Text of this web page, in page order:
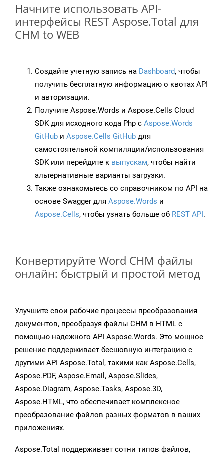
Начните использовать API-
интерфейсы REST Aspose.Total для
CHM to WEB
Создайте учетную запись на Dashboard, чтобы
получить бесплатную информацию о квотах API
и авторизации.
Получите Aspose.Words и Aspose.Cells Cloud
SDK для исходного кода Php с Aspose.Words
GitHub и Aspose.Cells GitHub для
самостоятельной компиляции/использования
SDK или перейдите к выпускам, чтобы найти
альтернативные варианты загрузки.
Также ознакомьтесь со справочником по API на
основе Swagger для Aspose.Words и
Aspose.Cells, чтобы узнать больше об REST API.
Конвертируйте Word CHM файлы
онлайн: быстрый и простой метод
Улучшите свои рабочие процессы преобразования
документов, преобразуя файлы CHM в HTML с
помощью надежного API Aspose.Words. Это мощное
решение поддерживает бесшовную интеграцию с
другими API Aspose.Total, такими как Aspose.Cells,
Aspose.PDF, Aspose.Email, Aspose.Slides,
Aspose.Diagram, Aspose.Tasks, Aspose.3D,
Aspose.HTML, что обеспечивает комплексное
преобразование файлов разных форматов в ваших
приложениях.
Aspose.Total поддерживает сотни типов файлов,